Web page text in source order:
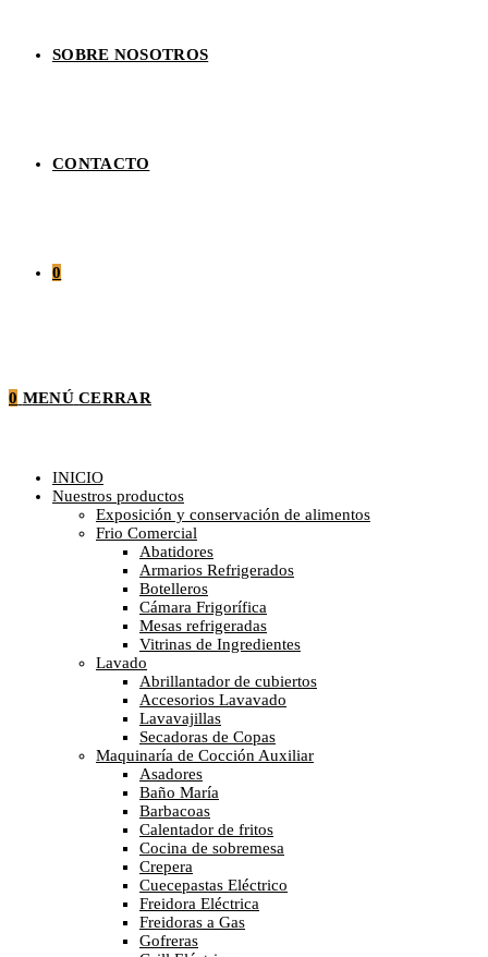
SOBRE NOSOTROS
CONTACTO
0
0 MENÚ CERRAR
INICIO
Nuestros productos
Exposición y conservación de alimentos
Frio Comercial
Abatidores
Armarios Refrigerados
Botelleros
Cámara Frigorífica
Mesas refrigeradas
Vitrinas de Ingredientes
Lavado
Abrillantador de cubiertos
Accesorios Lavavado
Lavavajillas
Secadoras de Copas
Maquinaría de Cocción Auxiliar
Asadores
Baño María
Barbacoas
Calentador de fritos
Cocina de sobremesa
Crepera
Cuecepastas Eléctrico
Freidora Eléctrica
Freidoras a Gas
Gofreras